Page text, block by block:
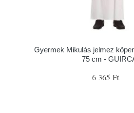
Gyermek Mikulás jelmez
75 cm -
6 365 Ft